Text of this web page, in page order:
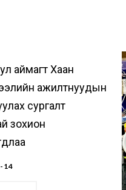
аймагт Хаан
ажилтнуудын
сургалт
зохион
14